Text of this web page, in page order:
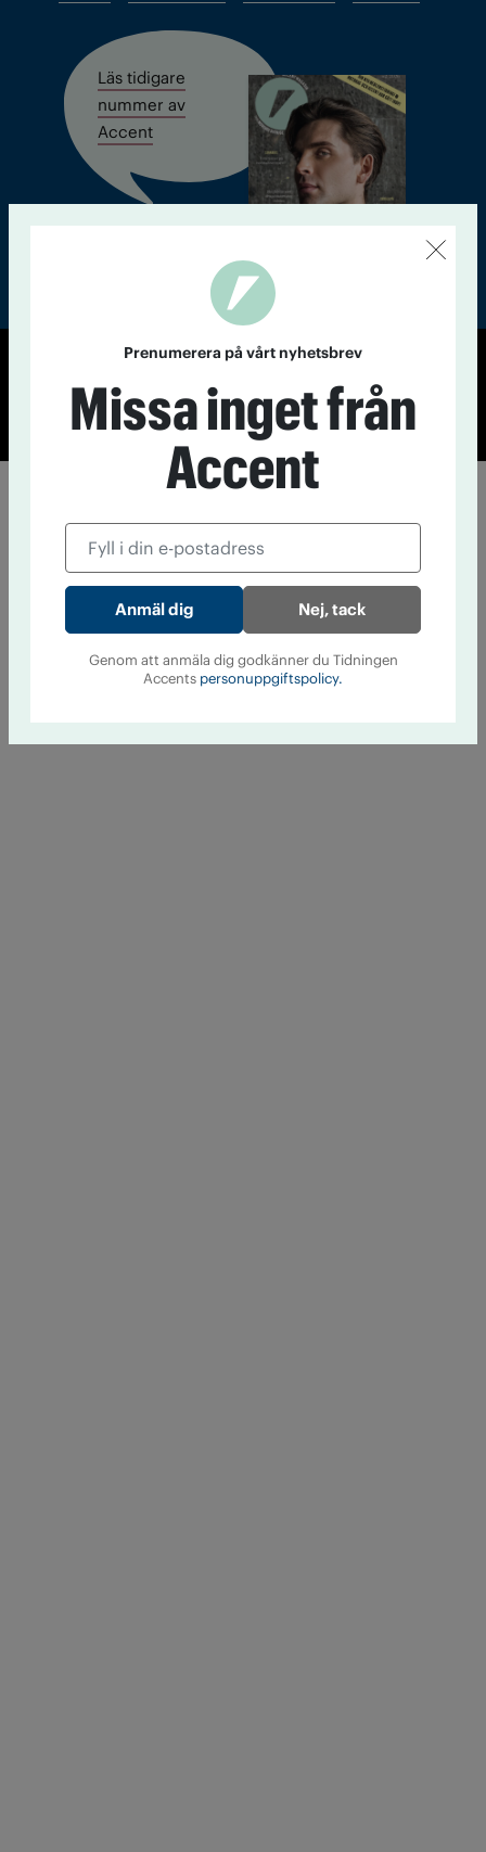
Läs tidigare
nummer av
Accent
Cookiepolicy
Personuppgiftspolicy
Prenumerera på vårt nyhetsbrev
Missa inget från
Accent
Nej, tack
Genom att anmäla dig godkänner du Tidningen
Accents personuppgiftspolicy.